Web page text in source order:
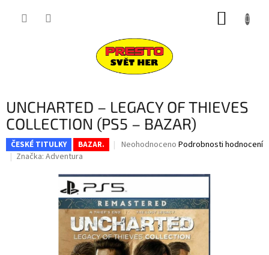
UNCHARTED – LEGACY OF THIEVES
COLLECTION (PS5 – BAZAR)
ČESKÉ TITULKY BAZAR.
Průměrné
je
0,0
z
5
hvězdiček.
Neohodnoceno Podrobnosti hodnocení
Značka: Adventura